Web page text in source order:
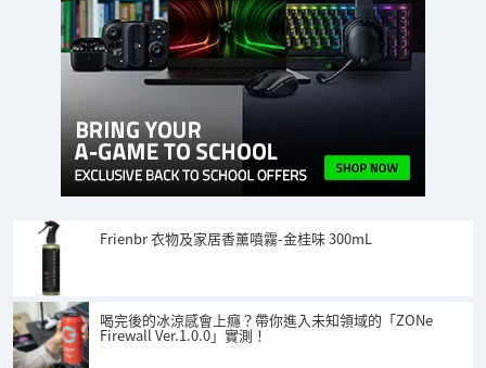
Frienbr 衣物及家居香薰噴霧-金桂味 300mL
喝完後的冰涼感會上癮？帶你進入未知領域的「ZONe
Firewall Ver.1.0.0」實測！